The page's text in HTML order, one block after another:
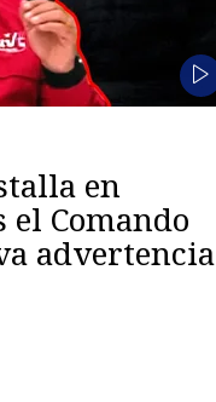
en
Comando
advertencia